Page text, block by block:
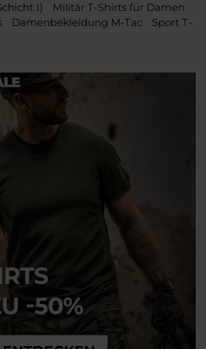
I)
Militär T-Shirts für Damen
Damenbekleidung M-Tac
Sport T-